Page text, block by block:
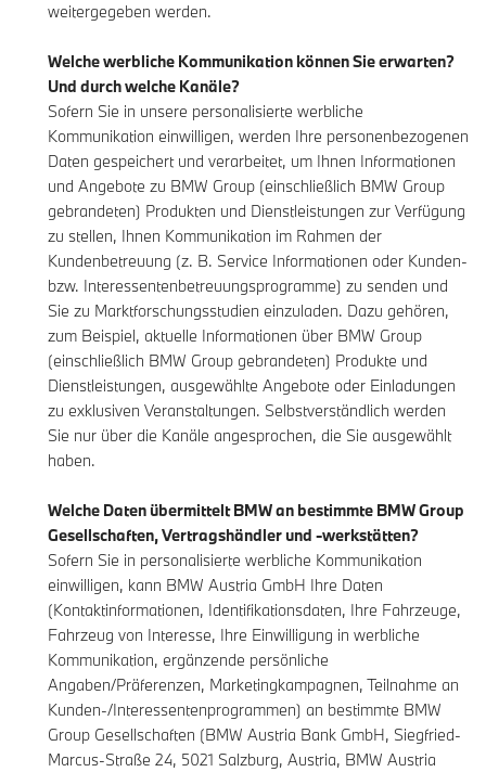
weitergegeben werden.
Welche werbliche Kommunikation können Sie erwarten?
Und durch welche Kanäle?
Sofern Sie in unsere personalisierte werbliche
Kommunikation einwilligen, werden Ihre personenbezogenen
Daten gespeichert und verarbeitet, um Ihnen Informationen
und Angebote zu BMW Group (einschließlich BMW Group
gebrandeten) Produkten und Dienstleistungen zur Verfügung
zu stellen, Ihnen Kommunikation im Rahmen der
Kundenbetreuung (z. B. Service Informationen oder Kunden-
bzw. Interessentenbetreuungsprogramme) zu senden und
Sie zu Marktforschungsstudien einzuladen. Dazu gehören,
zum Beispiel, aktuelle Informationen über BMW Group
(einschließlich BMW Group gebrandeten) Produkte und
Dienstleistungen, ausgewählte Angebote oder Einladungen
zu exklusiven Veranstaltungen. Selbstverständlich werden
Sie nur über die Kanäle angesprochen, die Sie ausgewählt
haben.
Welche Daten übermittelt BMW an bestimmte BMW Group
Gesellschaften, Vertragshändler und -werkstätten?
Sofern Sie in personalisierte werbliche Kommunikation
einwilligen, kann BMW Austria GmbH Ihre Daten
(Kontaktinformationen, Identifikationsdaten, Ihre Fahrzeuge,
Fahrzeug von Interesse, Ihre Einwilligung in werbliche
Kommunikation, ergänzende persönliche
Angaben/Präferenzen, Marketingkampagnen, Teilnahme an
Kunden-/Interessentenprogrammen) an bestimmte BMW
Group Gesellschaften (BMW Austria Bank GmbH, Siegfried-
Marcus-Straße 24, 5021 Salzburg, Austria, BMW Austria